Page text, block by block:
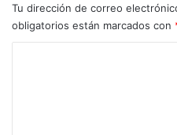
Tu dirección de correo
obligatorios están marcados con